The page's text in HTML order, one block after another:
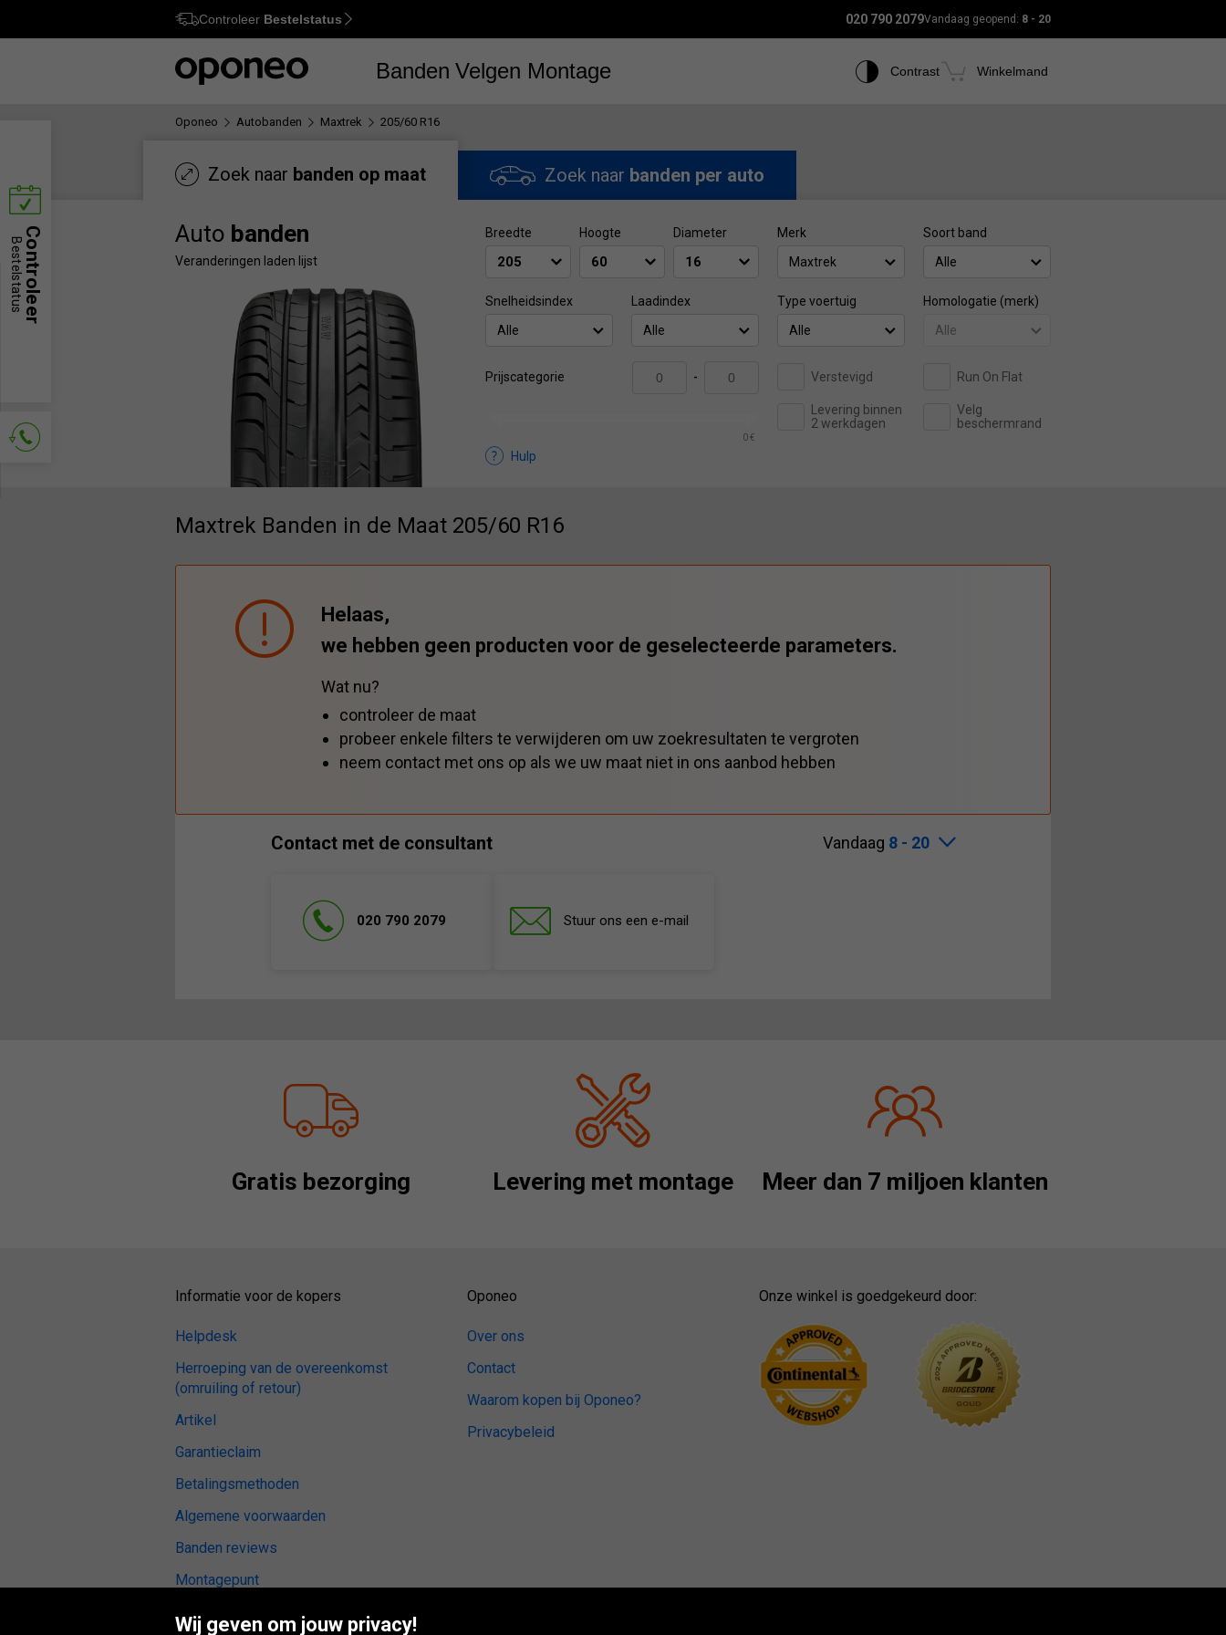
Ctrl M
Controleer Bestelstatus 020 790 2079Vandaag geopend: 8 - 20
Banden Velgen Montage Contrast Winkelmand
Oponeo Autobanden Maxtrek 205/60 R16
Zoek naar banden op maat Zoek naar banden per auto
Auto banden
Veranderingen laden lijst
Breedte Hoogte Diameter
Merk
Maxtrek
Soort band
Alle
Snelheidsindex
Alle
Laadindex
Alle
Type voertuig
Alle
Homologatie (merk)
Alle
Prijscategorie -
0 €
Verstevigd Run On Flat
Levering binnen
2 werkdagen
Velg
beschermrand
Hulp
Maxtrek Banden in de Maat 205/60 R16
Helaas,
we hebben geen producten voor de geselecteerde parameters.
Wat nu?
controleer de maat
probeer enkele filters te verwijderen om uw zoekresultaten te vergroten
neem contact met ons op als we uw maat niet in ons aanbod hebben
Contact met de consultant Vandaag 8 - 20
020 790 2079 Stuur ons een e-mail
Gratis bezorging Levering met montage Meer dan 7 miljoen klanten
Controleer
Bestelstatus
Informatie voor de kopers
Helpdesk
Herroeping van de overeenkomst
(omruiling of retour)
Artikel
Garantieclaim
Betalingsmethoden
Algemene voorwaarden
Banden reviews
Montagepunt
Digitale toegankelijkheid
Oponeo
Over ons
Contact
Waarom kopen bij Oponeo?
Privacybeleid
Onze winkel is goedgekeurd door:
Wij geven om jouw privacy!